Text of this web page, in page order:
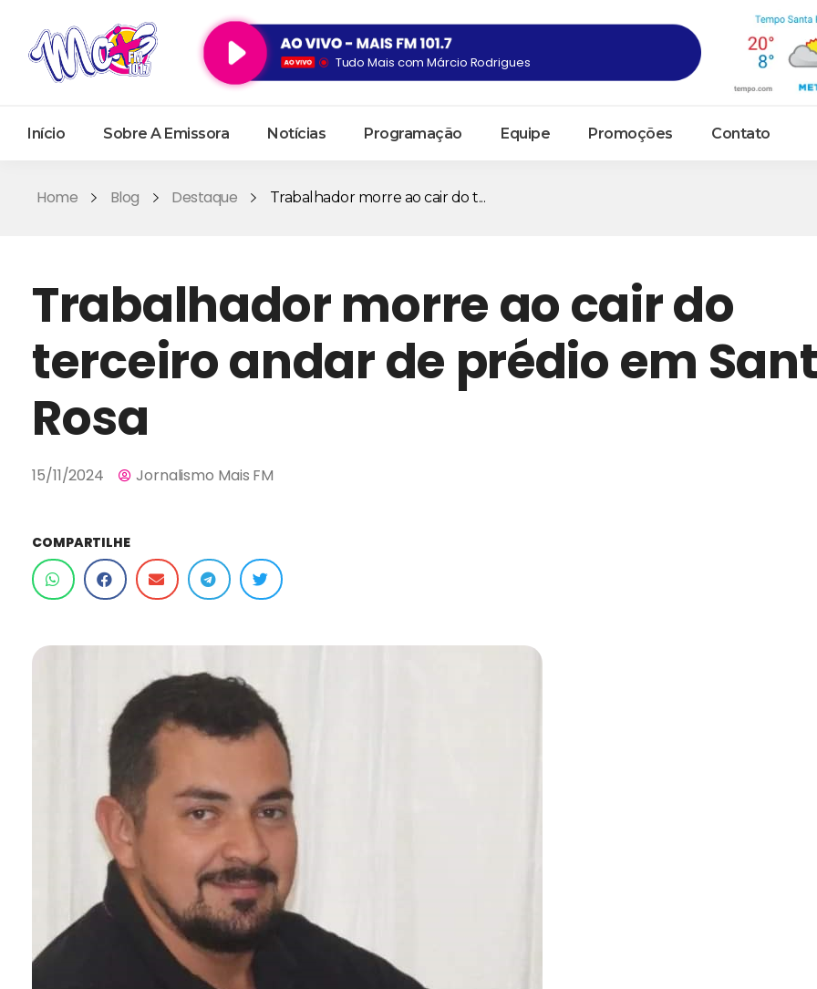
Tudo Mais com Márcio Rodrigues
Início Sobre A Emissora Notícias Programação Equipe Promoções Contato
Home Blog Destaque Trabalhador morre ao cair do t...
Trabalhador morre ao cair do
terceiro andar de prédio em
Rosa
15/11/2024 Jornalismo Mais FM
COMPARTILHE